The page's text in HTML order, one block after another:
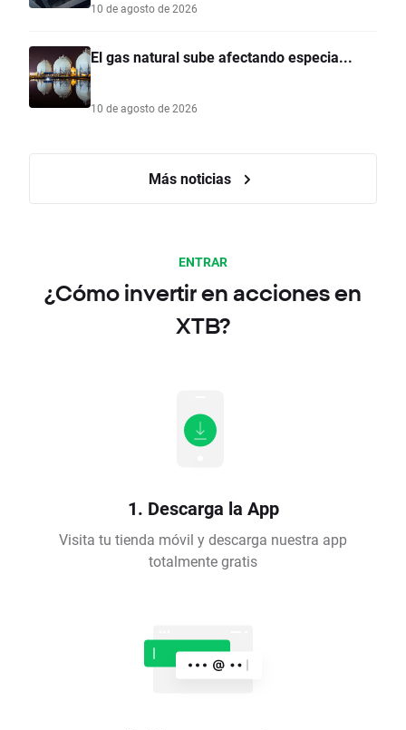
10 de agosto de 2026
El gas natural sube afectando especia...
10 de agosto de 2026
Más noticias
ENTRAR
¿Cómo invertir en acciones en
XTB?
1. Descarga la App
Visita tu tienda móvil y descarga nuestra app
totalmente gratis